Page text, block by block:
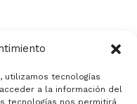
utilizamos tecnologías
a la información del
tecnologías nos permitirá